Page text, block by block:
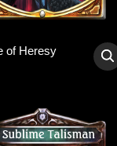
of Heresy